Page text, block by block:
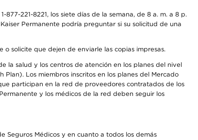
221-8221, los siete días de la semana, de 8 a. m. a 8 p.
Permanente podría preguntar si su solicitud de una
solicite que dejen de enviarle las copias impresas.
la salud y los centros de atención en los planes del nivel
Los miembros inscritos en los planes del Mercado
participan en la red de proveedores contratados de los
y los médicos de la red deben seguir los
Seguros Médicos y en cuanto a todos los demás